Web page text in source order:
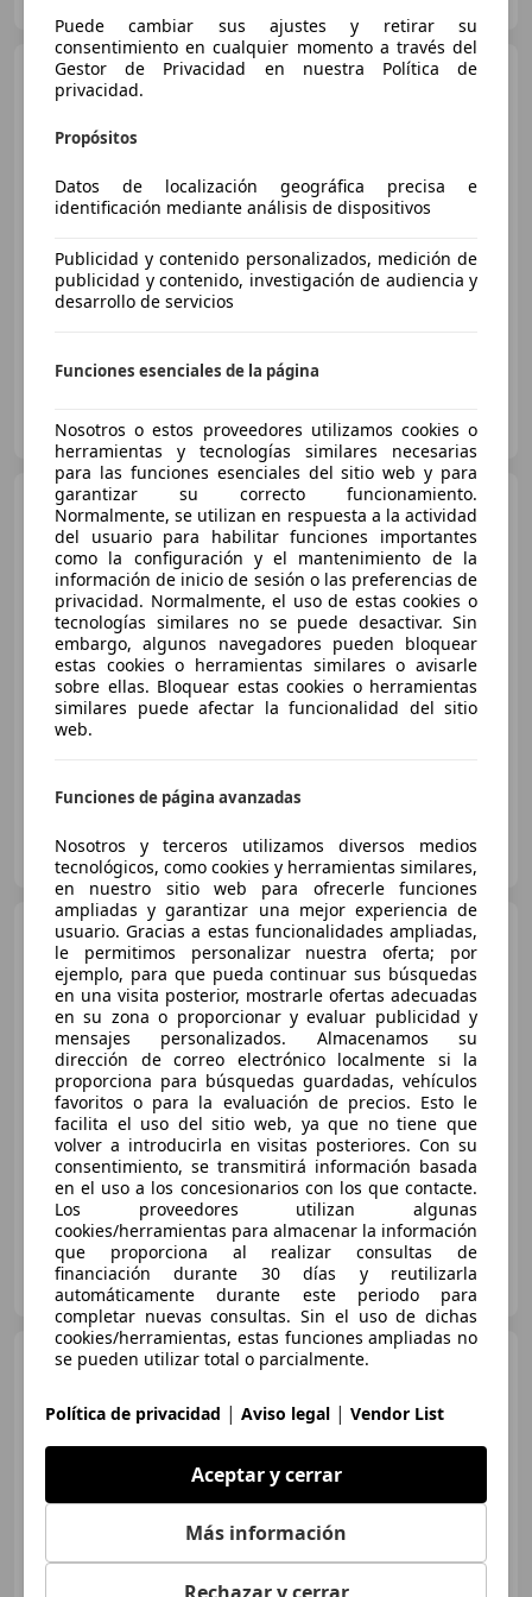
Opel MokkaX 1.4T GLP
€ 10.454
Buenprecio
09/2018 98.198 km
Gas licuado (GLP)
103 kW (140 CV)
ES-41007 Sevilla
Opel MokkaX 1.4T GLP
Selective 4x2
€ 8.628 1
Súper
oferta
03/2019 152.223 km
Gas licuado (GLP)
103 kW (140 CV)
OCASIONPLUS LA MAQUINISTA II
ES-08020 SANT ANDREU
Opel Mokka X 1.4T GLP
Selective 4x2
€ 8.628 1
Súperoferta
03/2019 152.223 km
Gas licuado (GLP)
103 kW (140 CV)
OCASIONPLUS LAS ROZAS II
ES-28232 LAS ROZAS
Opel Mokka
€ 9.773
Buenprecio
Puede cambiar sus ajustes y retirar su
consentimiento en cualquier momento a través del
Gestor de Privacidad en nuestra Política de
privacidad.
Propósitos
Datos de localización geográfica precisa e
identificación mediante análisis de dispositivos
Publicidad y contenido personalizados, medición de
publicidad y contenido, investigación de audiencia y
desarrollo de servicios
Funciones esenciales de la página
Nosotros o estos proveedores utilizamos cookies o
herramientas y tecnologías similares necesarias
para las funciones esenciales del sitio web y para
garantizar su correcto funcionamiento.
Normalmente, se utilizan en respuesta a la actividad
del usuario para habilitar funciones importantes
como la configuración y el mantenimiento de la
información de inicio de sesión o las preferencias de
privacidad. Normalmente, el uso de estas cookies o
tecnologías similares no se puede desactivar. Sin
embargo, algunos navegadores pueden bloquear
estas cookies o herramientas similares o avisarle
sobre ellas. Bloquear estas cookies o herramientas
similares puede afectar la funcionalidad del sitio
web.
Funciones de página avanzadas
Nosotros y terceros utilizamos diversos medios
tecnológicos, como cookies y herramientas similares,
en nuestro sitio web para ofrecerle funciones
ampliadas y garantizar una mejor experiencia de
usuario. Gracias a estas funcionalidades ampliadas,
le permitimos personalizar nuestra oferta; por
ejemplo, para que pueda continuar sus búsquedas
en una visita posterior, mostrarle ofertas adecuadas
en su zona o proporcionar y evaluar publicidad y
mensajes personalizados. Almacenamos su
dirección de correo electrónico localmente si la
proporciona para búsquedas guardadas, vehículos
favoritos o para la evaluación de precios. Esto le
facilita el uso del sitio web, ya que no tiene que
volver a introducirla en visitas posteriores. Con su
consentimiento, se transmitirá información basada
en el uso a los concesionarios con los que contacte.
Los proveedores utilizan algunas
cookies/herramientas para almacenar la información
que proporciona al realizar consultas de
financiación durante 30 días y reutilizarla
automáticamente durante este periodo para
completar nuevas consultas. Sin el uso de dichas
cookies/herramientas, estas funciones ampliadas no
se pueden utilizar total o parcialmente.
Política de privacidad | Aviso legal | Vendor List
Aceptar y cerrar
Más información